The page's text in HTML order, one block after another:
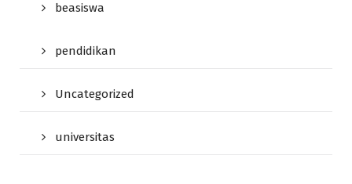
beasiswa
pendidikan
Uncategorized
universitas